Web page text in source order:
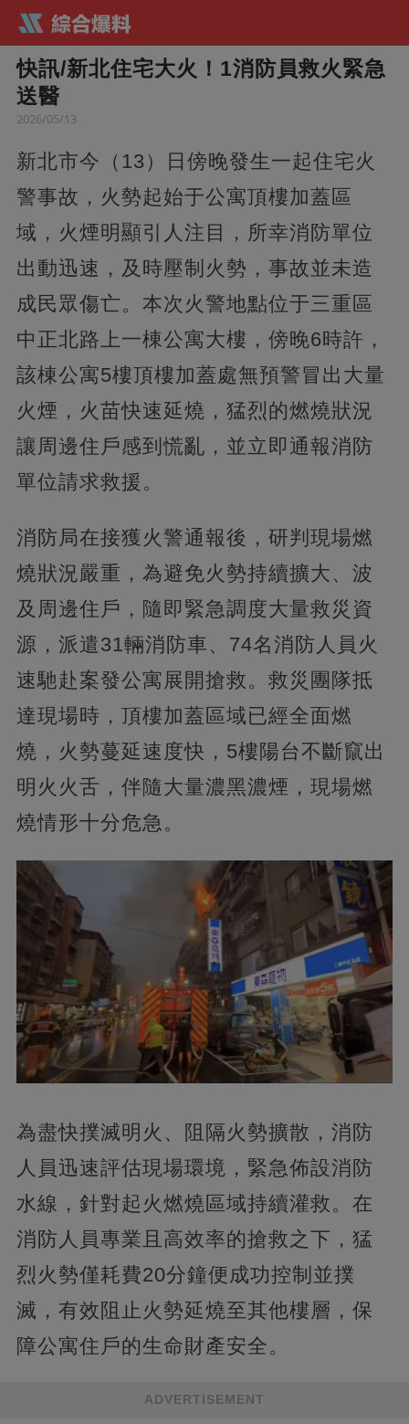
快訊/新北住宅大火！1消防員救火緊急
送醫
2026/05/13
新北市今（13）日傍晚發生一起住宅火
警事故，火勢起始于公寓頂樓加蓋區
域，火煙明顯引人注目，所幸消防單位
出動迅速，及時壓制火勢，事故並未造
成民眾傷亡。本次火警地點位于三重區
中正北路上一棟公寓大樓，傍晚6時許，
該棟公寓5樓頂樓加蓋處無預警冒出大量
火煙，火苗快速延燒，猛烈的燃燒狀況
讓周邊住戶感到慌亂，並立即通報消防
單位請求救援。
消防局在接獲火警通報後，研判現場燃
燒狀況嚴重，為避免火勢持續擴大、波
及周邊住戶，隨即緊急調度大量救災資
源，派遣31輛消防車、74名消防人員火
速馳赴案發公寓展開搶救。救災團隊抵
達現場時，頂樓加蓋區域已經全面燃
燒，火勢蔓延速度快，5樓陽台不斷竄出
明火火舌，伴隨大量濃黑濃煙，現場燃
燒情形十分危急。
為盡快撲滅明火、阻隔火勢擴散，消防
人員迅速評估現場環境，緊急佈設消防
水線，針對起火燃燒區域持續灌救。在
消防人員專業且高效率的搶救之下，猛
烈火勢僅耗費20分鐘便成功控制並撲
滅，有效阻止火勢延燒至其他樓層，保
障公寓住戶的生命財產安全。
ADVERTISEMENT